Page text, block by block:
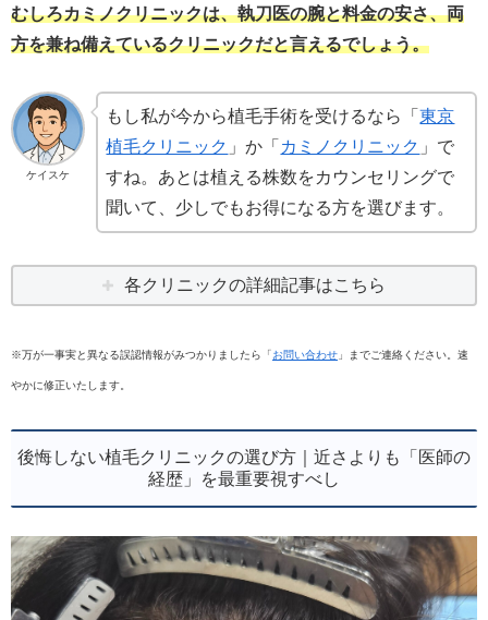
むしろカミノクリニックは、執刀医の腕と料金の安さ、両
方を兼ね備えているクリニックだと言えるでしょう。
ケイスケ
もし私が今から植毛手術を受けるなら「東京
植毛クリニック 」か「 カミノクリニック 」で
すね。あとは植える株数をカウンセリングで
聞いて、少しでもお得になる方を選びます。
各クリニックの詳細記事はこちら
※万が一事実と異なる誤認情報がみつかりましたら「お問い合わせ 」までご連絡ください。速
やかに修正いたします。
後悔しない植毛クリニックの選び方｜近さよりも「医師の
経歴」を最重要視すべし